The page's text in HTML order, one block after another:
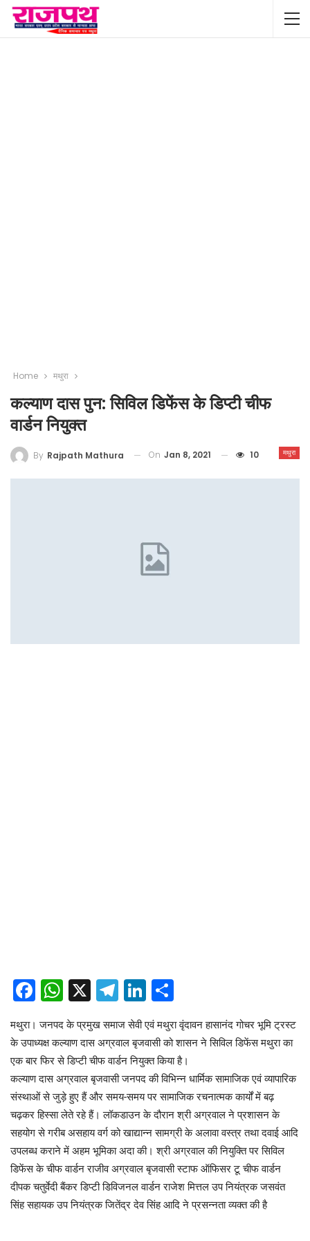
Home मथुरा
कल्याण दास पुन: सिविल डिफेंस के डिप्टी चीफ
वार्डन नियुक्त
मथुरा
By Rajpath Mathura On Jan 8, 2021 10
Facebook
WhatsApp
X Telegram
LinkedIn
मथुरा। जनपद के प्रमुख समाज सेवी एवं मथुरा वृंदावन हासानंद गोचर भूमि ट्रस्ट
के उपाध्यक्ष कल्याण दास अग्रवाल बृजवासी को शासन ने सिविल डिफेंस मथुरा का
एक बार फिर से डिप्टी चीफ वार्डन नियुक्त किया है।
कल्याण दास अग्रवाल बृजवासी जनपद की विभिन्न धार्मिक सामाजिक एवं व्यापारिक
संस्थाओं से जुड़े हुए हैं और समय-समय पर सामाजिक रचनात्मक कार्यों में बढ़
चढ़कर हिस्सा लेते रहे हैं। लॉकडाउन के दौरान श्री अग्रवाल ने प्रशासन के
सहयोग से गरीब असहाय वर्ग को खाद्यान्न सामग्री के अलावा वस्त्र तथा दवाई आदि
उपलब्ध कराने में अहम भूमिका अदा की। श्री अग्रवाल की नियुक्ति पर सिविल
डिफेंस के चीफ वार्डन राजीव अग्रवाल बृजवासी स्टाफ ऑफिसर टू चीफ वार्डन
दीपक चतुर्वेदी बैंकर डिप्टी डिविजनल वार्डन राजेश मित्तल उप नियंत्रक जसवंत
सिंह सहायक उप नियंत्रक जितेंद्र देव सिंह आदि ने प्रसन्नता व्यक्त की है